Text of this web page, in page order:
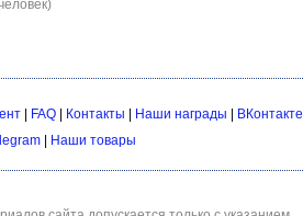
| FAQ| Контакты Наши награды
ВКонтакте
Наши товары